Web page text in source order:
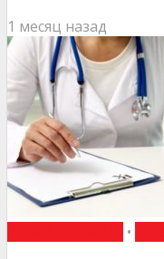
1 месяц назад
•